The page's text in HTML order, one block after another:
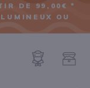
DE 99,00€ *
OU